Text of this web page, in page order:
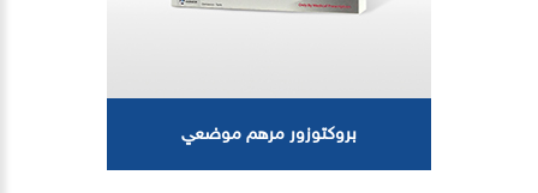
بروكتوزور مرهم موضعي